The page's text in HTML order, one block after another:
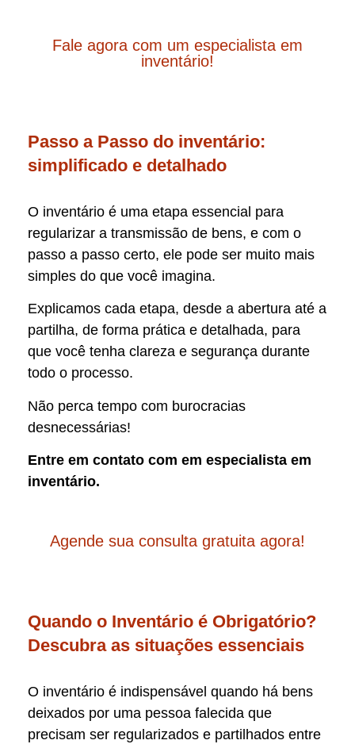
Fale agora com um especialista em
inventário!
Passo a Passo do inventário:
simplificado e detalhado
O inventário é uma etapa essencial para
regularizar a transmissão de bens, e com o
passo a passo certo, ele pode ser muito mais
simples do que você imagina.
Explicamos cada etapa, desde a abertura até a
partilha, de forma prática e detalhada, para
que você tenha clareza e segurança durante
todo o processo.
Não perca tempo com burocracias
desnecessárias!
Entre em contato com em especialista em
inventário.
Agende sua consulta gratuita agora!
Quando o Inventário é Obrigatório?
Descubra as situações essenciais
O inventário é indispensável quando há bens
deixados por uma pessoa falecida que
precisam ser regularizados e partilhados entre